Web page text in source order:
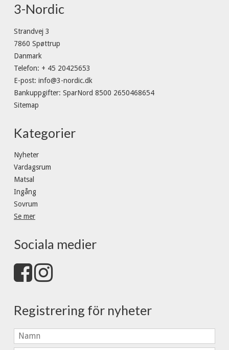
3-Nordic
Strandvej 3
7860 Spøttrup
Danmark
Telefon: + 45 20425653
E-post: info@3-nordic.dk
Bankuppgifter: SparNord 8500 2650468654
Sitemap
Kategorier
Nyheter
Vardagsrum
Matsal
Ingång
Sovrum
Se mer
Sociala medier
Registrering för nyheter